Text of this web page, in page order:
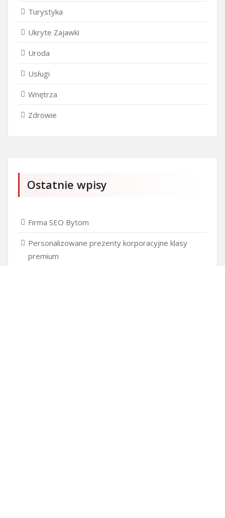
Turystyka
Ukryte Zajawki
Uroda
Usługi
Wnętrza
Zdrowie
Ostatnie wpisy
Firma SEO Bytom
Personalizowane prezenty korporacyjne klasy
premium